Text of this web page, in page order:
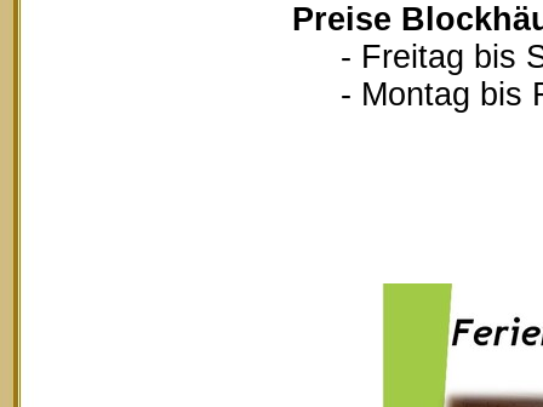
Preise
- Freitag bis
- Montag bis